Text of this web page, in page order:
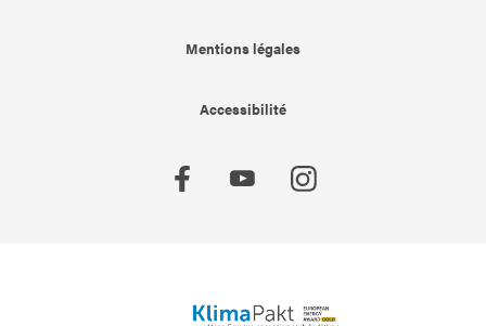
Mentions légales
Accessibilité